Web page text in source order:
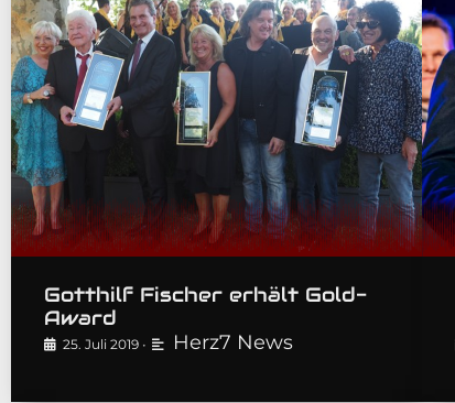
Gotthilf Fischer erhält Gold-
Award
25. Juli 2019 • Herz7 News